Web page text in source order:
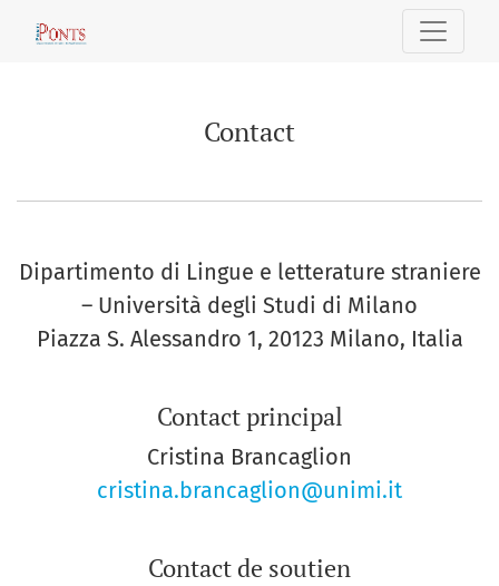
Contact
Dipartimento di Lingue e letterature straniere
– Università degli Studi di Milano
Piazza S. Alessandro 1, 20123 Milano, Italia
Contact principal
Cristina Brancaglion
cristina.brancaglion@unimi.it
Contact de soutien